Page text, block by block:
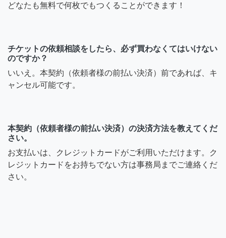
どなたも無料で何枚でもつくることができます！
チケットの依頼相談をしたら、必ず買わなくてはいけない
のですか？
いいえ。本契約（依頼者様の前払い決済）前であれば、キ
ャンセル可能です。
本契約（依頼者様の前払い決済）の決済方法を教えてくだ
さい。
お支払いは、クレジットカードがご利用いただけます。ク
レジットカードをお持ちでない方は事務局までご連絡くだ
さい。